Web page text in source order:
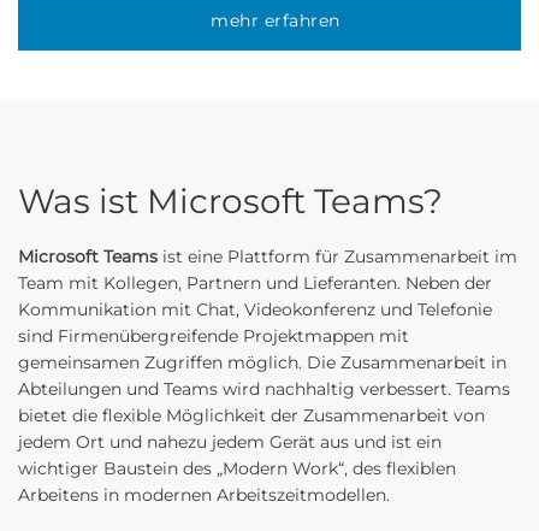
mehr erfahren
Was ist Microsoft Teams?
Microsoft Teams ist eine Plattform für Zusammenarbeit im
Team mit Kollegen, Partnern und Lieferanten. Neben der
Kommunikation mit Chat, Videokonferenz und Telefonie
sind Firmenübergreifende Projektmappen mit
gemeinsamen Zugriffen möglich. Die Zusammenarbeit in
Abteilungen und Teams wird nachhaltig verbessert. Teams
bietet die flexible Möglichkeit der Zusammenarbeit von
jedem Ort und nahezu jedem Gerät aus und ist ein
wichtiger Baustein des „Modern Work“, des flexiblen
Arbeitens in modernen Arbeitszeitmodellen.